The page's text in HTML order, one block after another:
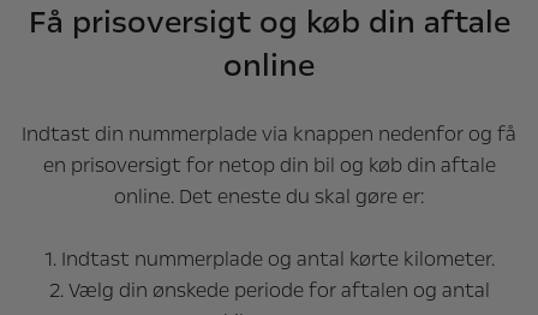
Få prisoversigt og køb din aftale
online
Indtast din nummerplade via knappen nedenfor og få
en prisoversigt for netop din bil og køb din aftale
online. Det eneste du skal gøre er:
1. Indtast nummerplade og antal kørte kilometer.
2. Vælg din ønskede periode for aftalen og antal